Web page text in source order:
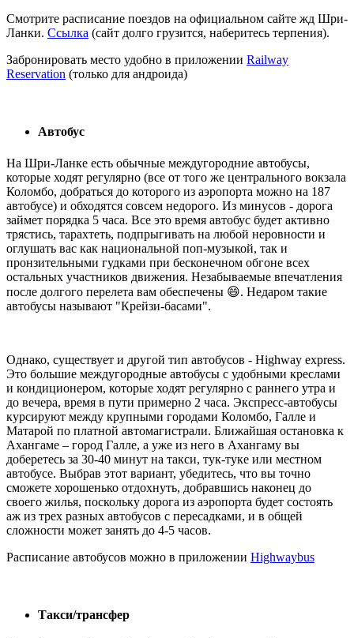
Смотрите расписание поездов на официальном сайте жд Шри-
Ланки. Ссылка (сайт долго грузится, наберитесь терпения).
Забронировать место удобно в приложении Railway
Reservation (только для андроида)
Автобус
На Шри-Ланке есть обычные междугородние автобусы,
которые ходят регулярно (все от того же центрального вокзала
Коломбо, добраться до которого из аэропорта можно на 187
автобусе) и обходятся совсем недорого. Из минусов - дорога
займет порядка 5 часа. Все это время автобус будет активно
трястись, тарахтеть, подпрыгивать на любой неровности и
оглушать вас как национальной поп-музыкой, так и
пронзительными гудками при бесконечном обгоне всех
остальных участников движения. Незабываемые впечатления
после долгого перелета вам обеспечены 😄. Недаром такие
автобусы называют "Крейзи-басами".
Однако, существует и другой тип автобусов - Highway express.
Это большие междугородные автобусы с удобными креслами
и кондиционером, которые ходят регулярно с раннего утра и
до вечера, время в пути примерно 2 часа. Экспресс-автобусы
курсируют между крупными городами Коломбо, Галле и
Матарой по платной автомагистрали. Ближайшая остановка к
Ахангаме – город Галле, а уже из него в Ахангаму вы
доберетесь за 30-40 минут на такси, тук-туке или местном
автобусе. Выбрав этот вариант, убедитесь, что вы точно
сможете хорошенько отдохнуть, добравшись наконец до
своего жилья, поскольку дорога из аэропорта будет состоять
аж из трех разных автобусов с пересадками, и в общей
сложности может занять до 4-5 часов.
Расписание автобусов можно в приложении Highwaybus
Такси/трансфер